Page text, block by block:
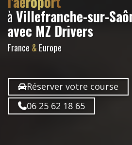
àVillefranche-sur-
avec MZ Drivers
France & Europe
Réserver votre course
06 25 62 18 65